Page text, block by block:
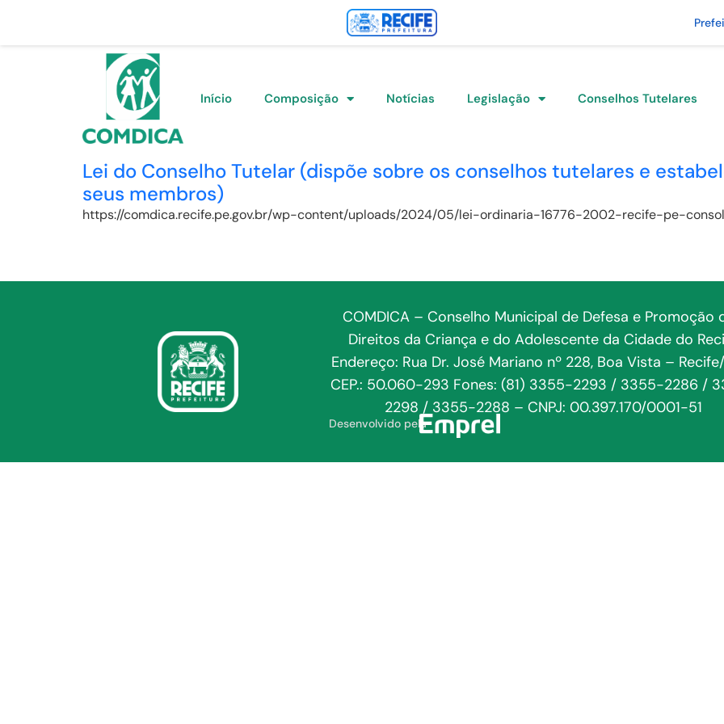
Início Composição Notícias Legislação Conselhos Tutelares
Lei do Conselho Tutelar (dispõe sobre os conselhos tutelares e
seus membros)
https://comdica.recife.pe.gov.br/wp-content/uploads/2024/05/lei-ordinaria-16776-2002-recife-pe-
COMDICA – Conselho Municipal de Defesa e Promoção
Direitos da Criança e do Adolescente da Cidade do
Endereço: Rua Dr. José Mariano nº 228, Boa Vista –
CEP.: 50.060-293 Fones: (81) 3355-2293 / 3355-2286 /
2298 / 3355-2288 – CNPJ: 00.397.170/0001-51
Desenvolvido pela